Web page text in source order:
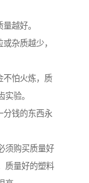
越好。
杂质越少，
不怕火炼，质
验。
分钱的东西永
须购买质量好
质量好的塑料